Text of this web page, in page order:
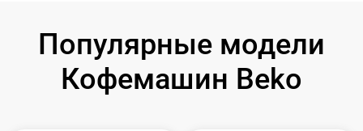
Популярные модели
Кофемашин Beko